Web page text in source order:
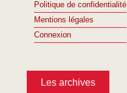
Politique de confidentialité
Mentions légales
Connexion
Les archives